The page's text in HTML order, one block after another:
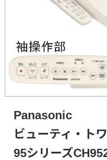
Panasonic
ビューティ・ト
95シリーズ